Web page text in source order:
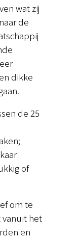
wat zij
de
dikke
de 25
of
om te
het
en